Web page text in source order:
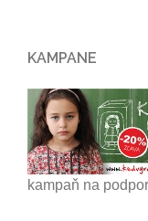
KAMPANE
kampaň na